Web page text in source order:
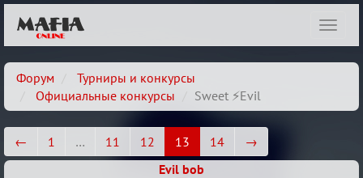
Форум
Турниры и конкурсы
Официальные конкурсы
Sweet ⚡Evil
← 1 … 11 12 13 14
→
Evil bob